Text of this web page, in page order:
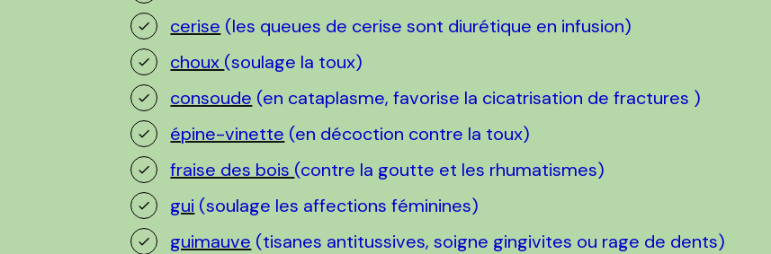
cerise (les queues de cerise sont diurétique en infusion)
choux (soulage la toux)
consoude (en cataplasme, favorise la cicatrisation de fractures )
épine-vinette (en décoction contre la toux)
fraise des bois (contre la goutte et les rhumatismes)
gui (soulage les affections féminines)
guimauve (tisanes antitussives, soigne gingivites ou rage de dents)